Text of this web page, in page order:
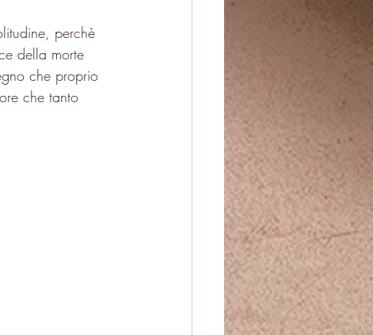
perchè
della morte
che proprio
che tanto